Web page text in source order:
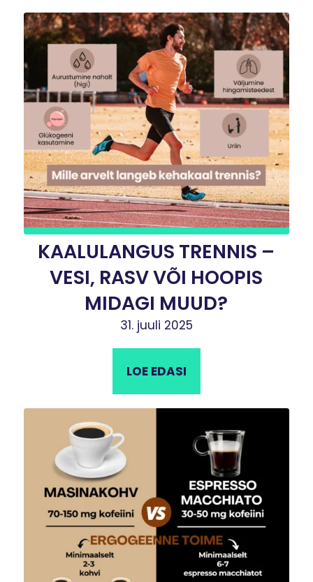
KAALULANGUS TRENNIS –
VESI, RASV VÕI HOOPIS
MIDAGI MUUD?
31. juuli 2025
LOE EDASI